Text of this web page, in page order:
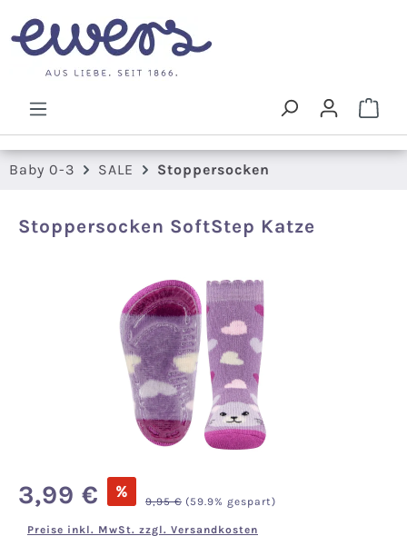
Zum Hauptinhalt springen
Baby 0-3 SALE Stoppersocken
Stoppersocken SoftStep Katze
Bildergalerie überspringen
Verkaufspreis:
3,99 € % Regulärer Preis:
9,95 € (59.9% gespart)
Preise inkl. MwSt. zzgl. Versandkosten